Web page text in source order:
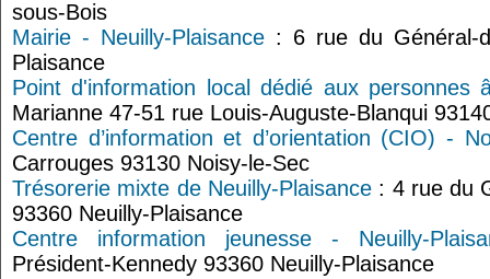
sous-Bois
Mairie - Neuilly-Plaisance : 6 rue du Général-
Plaisance
Point d'information local dédié aux personnes
Marianne 47-51 rue Louis-Auguste-Blanqui
Centre d’information et d’orientation (CIO) -
Carrouges 93130 Noisy-le-Sec
Trésorerie mixte de Neuilly-Plaisance: 4 rue du
93360 Neuilly-Plaisance
Centre information jeunesse - Neuilly-
Président-Kennedy 93360 Neuilly-Plaisance